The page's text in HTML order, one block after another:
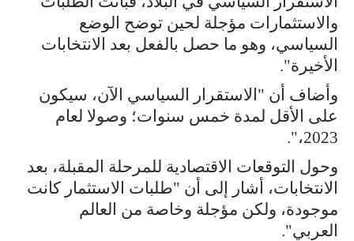
والاستثمارات مؤجلة لحين توضح الوضع
السياسي، وهو ما حصل بالفعل بعد الانتخابات
الأخيرة".
وأضاف أن "الاستقرار السياسي الآن، سيكون
على الأقل لمدة خمس سنوات؛ وصولا لعام
2023،".
وحول التوقعات الاقتصادية للمرحلة المقبلة، بعد
الانتخابات، أشار إلى أن "طلبات الاستثمار كانت
موجودة، ولكن مؤجلة وخاصة من العالم
العربي".